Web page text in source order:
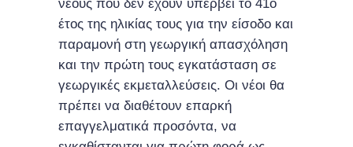
νέους που δεν έχουν υπερβεί το 41ο
έτος της ηλικίας τους για την είσοδο και
παραμονή στη γεωργική απασχόληση
και την πρώτη τους εγκατάσταση σε
γεωργικές εκμεταλλεύσεις. Οι νέοι θα
πρέπει να διαθέτουν επαρκή
επαγγελματικά προσόντα, να